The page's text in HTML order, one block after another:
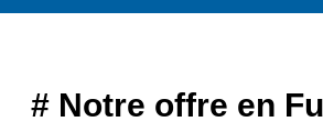
# Notre offre en